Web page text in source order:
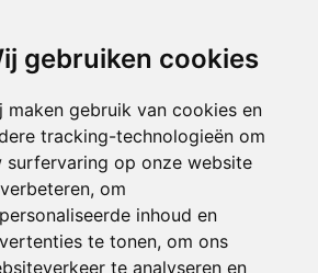
gebruiken cookies
maken gebruik van cookies en
tracking-technologieën om
surfervaring op onze website
om
inhoud en
te tonen, om ons
te analyseren en